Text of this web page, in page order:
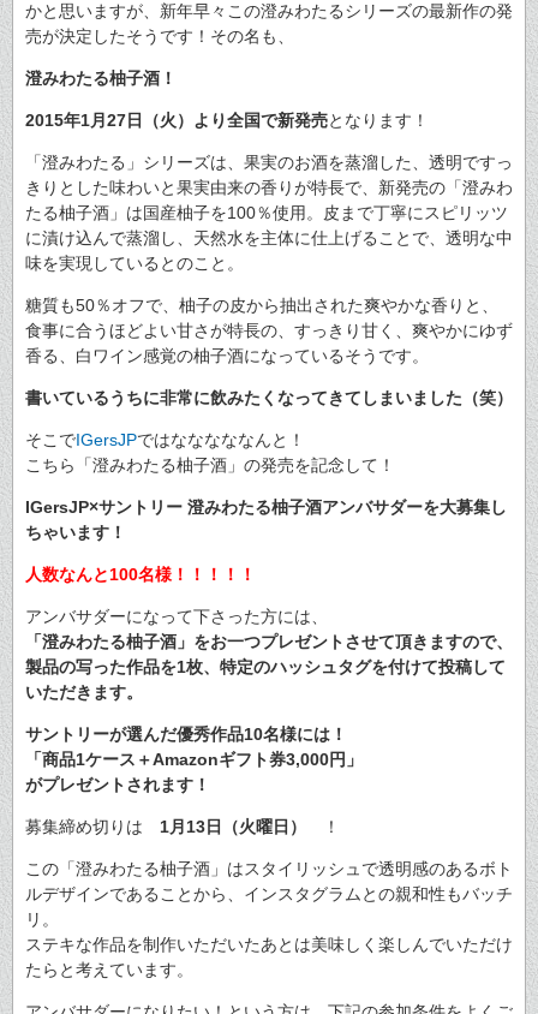
かと思いますが、新年早々この澄みわたるシリーズの最新作の発
売が決定したそうです！その名も、
澄みわたる柚子酒！
2015年1月27日（火）より全国で新発売となります！
「澄みわたる」シリーズは、果実のお酒を蒸溜した、透明ですっ
きりとした味わいと果実由来の香りが特長で、新発売の「澄みわ
たる柚子酒」は国産柚子を100％使用。皮まで丁寧にスピリッツ
に漬け込んで蒸溜し、天然水を主体に仕上げることで、透明な中
味を実現しているとのこと。
糖質も50％オフで、柚子の皮から抽出された爽やかな香りと、
食事に合うほどよい甘さが特長の、すっきり甘く、爽やかにゆず
香る、白ワイン感覚の柚子酒になっているそうです。
書いているうちに非常に飲みたくなってきてしまいました（笑）
そこでIGersJPではなななななんと！
こちら「澄みわたる柚子酒」の発売を記念して！
IGersJP×サントリー 澄みわたる柚子酒アンバサダーを大募集し
ちゃいます！
人数なんと100名様！！！！！
アンバサダーになって下さった方には、
「澄みわたる柚子酒」をお一つプレゼントさせて頂きますので、
製品の写った作品を1枚、特定のハッシュタグを付けて投稿して
いただきます。
サントリーが選んだ優秀作品10名様には！
「商品1ケース＋Amazonギフト券3,000円」
がプレゼントされます！
募集締め切りは 1月13日（火曜日） ！
この「澄みわたる柚子酒」はスタイリッシュで透明感のあるボト
ルデザインであることから、インスタグラムとの親和性もバッチ
リ。
ステキな作品を制作いただいたあとは美味しく楽しんでいただけ
たらと考えています。